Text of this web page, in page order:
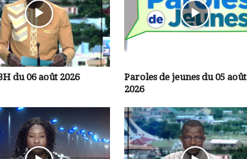
du 06 août 2026
Paroles de jeunes du 05 août
2026